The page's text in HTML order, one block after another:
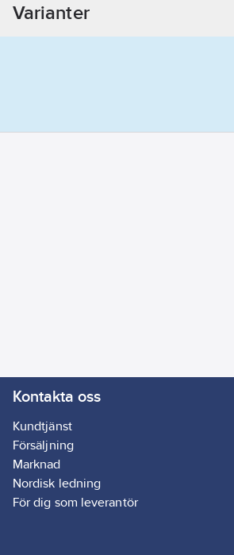
användning inomhus.
Materialklass GG02
Varianter
Kontakta oss
Kundtjänst
Försäljning
Marknad
Nordisk ledning
För dig som leverantör